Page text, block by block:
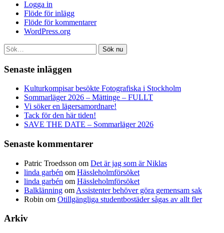
Logga in
Flöde för inlägg
Flöde för kommentarer
WordPress.org
Sök nu
Senaste inläggen
Kulturkompisar besökte Fotografiska i Stockholm
Sommarläger 2026 – Mättinge – FULLT
Vi söker en lägersamordnare!
Tack för den här tiden!
SAVE THE DATE – Sommarläger 2026
Senaste kommentarer
Patric Troedsson om Det är jag som är Niklas
linda garbén om Hässleholmförsöket
linda garbén om Hässleholmförsöket
Balklänning om Assistenter behöver göra gemensam sak
Robin om Otillgängliga studentbostäder sågas av allt fler
Arkiv